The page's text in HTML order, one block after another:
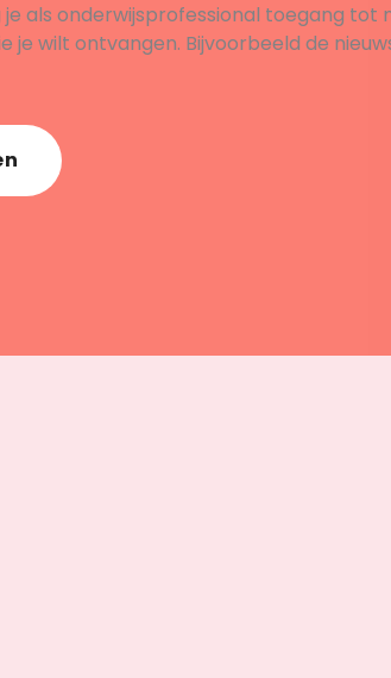
als onderwijsprofessional toegang tot
je wilt ontvangen. Bijvoorbeeld de